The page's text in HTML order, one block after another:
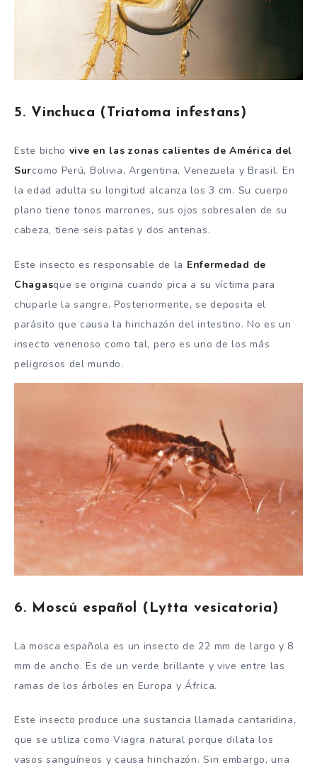
5. Vinchuca (Triatoma infestans)
Este bicho vive en las zonas calientes de América del
Surcomo Perú, Bolivia, Argentina, Venezuela y Brasil. En
la edad adulta su longitud alcanza los 3 cm. Su cuerpo
plano tiene tonos marrones, sus ojos sobresalen de su
cabeza, tiene seis patas y dos antenas.
Este insecto es responsable de la Enfermedad de
Chagasque se origina cuando pica a su víctima para
chuparle la sangre. Posteriormente, se deposita el
parásito que causa la hinchazón del intestino. No es un
insecto venenoso como tal, pero es uno de los más
peligrosos del mundo.
6. Moscú español (Lytta vesicatoria)
La mosca española es un insecto de 22 mm de largo y 8
mm de ancho. Es de un verde brillante y vive entre las
ramas de los árboles en Europa y África.
Este insecto produce una sustancia llamada cantaridina,
que se utiliza como Viagra natural porque dilata los
vasos sanguíneos y causa hinchazón. Sin embargo, una